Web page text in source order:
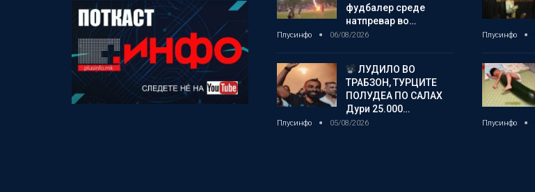
фудбалер среде
натпревар во…
Плусинфо 06/08/2026
ЛУДИЛО ВО
ТРАБЗОН, ТУРЦИТЕ
ПОЛУДЕА ПО САЛАХ
Дури 25.000…
Плусинфо 05/08/2026
Плусинфо
Плусинфо